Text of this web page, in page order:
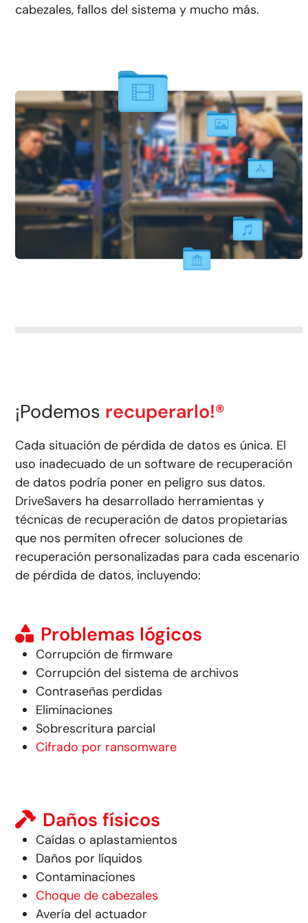
cabezales, fallos del sistema y mucho más.
¡Podemos recuperarlo!®
Cada situación de pérdida de datos es única. El
uso inadecuado de un software de recuperación
de datos podría poner en peligro sus datos.
DriveSavers ha desarrollado herramientas y
técnicas de recuperación de datos propietarias
que nos permiten ofrecer soluciones de
recuperación personalizadas para cada escenario
de pérdida de datos, incluyendo:
Problemas lógicos
Corrupción de firmware
Corrupción del sistema de archivos
Contraseñas perdidas
Eliminaciones
Sobrescritura parcial
Cifrado por ransomware
Daños físicos
Caídas o aplastamientos
Daños por líquidos
Contaminaciones
Choque de cabezales
Avería del actuador